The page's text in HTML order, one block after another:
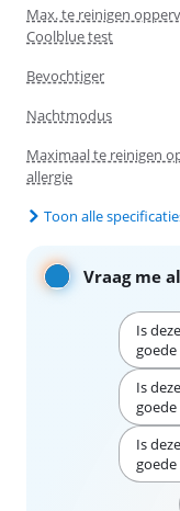
Max. te reinigen
Coolblue test
Bevochtiger
Nachtmodus
Maximaal te reinigen
allergie
Toon alle
Vraag me
Is
goede
Is
goede
Is
goede